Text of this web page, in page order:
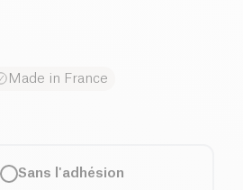
Made in France
Sans l'adhésion